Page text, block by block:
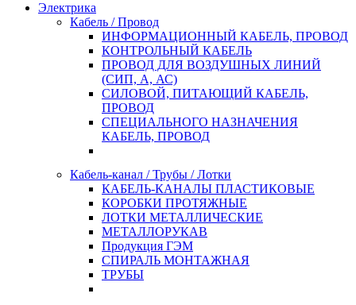
Электрика
Кабель / Провод
ИНФОРМАЦИОННЫЙ КАБЕЛЬ, ПРОВОД
КОНТРОЛЬНЫЙ КАБЕЛЬ
ПРОВОД ДЛЯ ВОЗДУШНЫХ ЛИНИЙ
(СИП, А, АС)
СИЛОВОЙ, ПИТАЮЩИЙ КАБЕЛЬ,
ПРОВОД
СПЕЦИАЛЬНОГО НАЗНАЧЕНИЯ
КАБЕЛЬ, ПРОВОД
Кабель-канал / Трубы / Лотки
КАБЕЛЬ-КАНАЛЫ ПЛАСТИКОВЫЕ
КОРОБКИ ПРОТЯЖНЫЕ
ЛОТКИ МЕТАЛЛИЧЕСКИЕ
МЕТАЛЛОРУКАВ
Продукция ГЭМ
СПИРАЛЬ МОНТАЖНАЯ
ТРУБЫ